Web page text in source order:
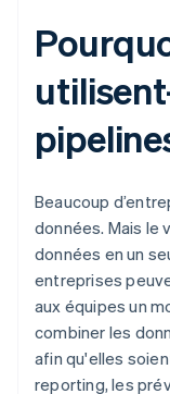
Beaucoup
données. Mais le
données en un
entreprises
aux équipes un
combiner les
afin qu'elles
reporting, les